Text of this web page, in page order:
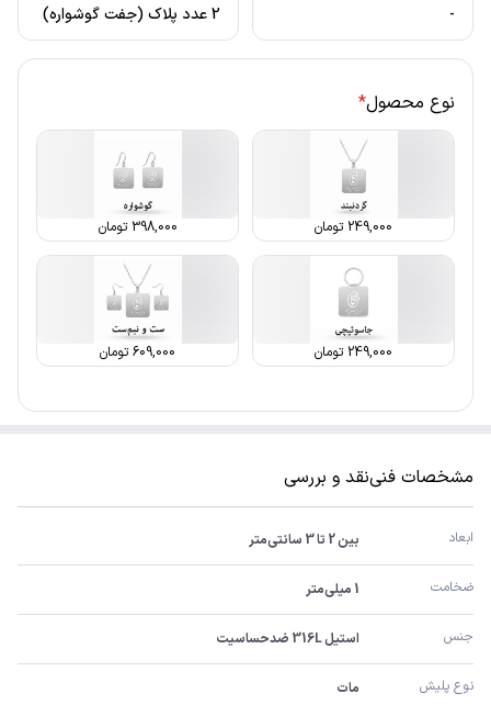
-
2 عدد پلاک (جفت گوشواره)
نوع محصول*
249,000 تومان 398,000 تومان
249,000 تومان 609,000تومان
مشخصات فنینقد و بررسی
ابعاد بین 2 تا 3 سانتی‌متر
ضخامت 1 میلی‌متر
جنس استیل 316L ضدحساسیت
نوع پلیش مات